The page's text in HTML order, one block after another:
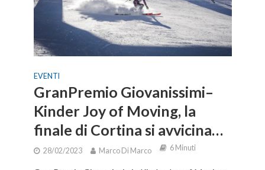
EVENTI
GranPremio Giovanissimi–
Kinder Joy of Moving, la
finale di Cortina si avvicina…
28/02/2023 Marco Di Marco 6 Minuti